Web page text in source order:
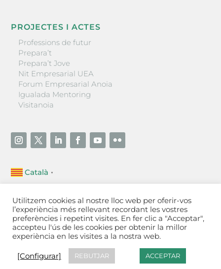
PROJECTES I ACTES
Professions de futur
Prepara’t
Prepara’t Jove
Nit Empresarial UEA
Forum Empresarial Anoia
Igualada Mentoring
Visitanoia
Català ▼
Unió Empresarial de l’Anoia (UEA)
Ctra. de Manresa, 131, 08700 – Igualada(Barcelona)
Tel 93 805 22 92
Contactar
de cookies [Configurar]
Fet a Igualada per Aladetres
Utilitzem cookies al nostre lloc web per oferir-vos
l’experiència més rellevant recordant les vostres
preferències i repetint visites. En fer clic a "Acceptar",
accepteu l'ús de les cookies per obtenir la millor
experiència en les visites a la nostra web.
[Configurar] REBUTJAR ACCEPTAR